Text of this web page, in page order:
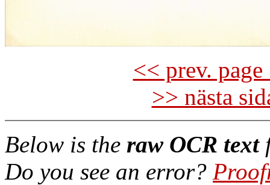
<< prev.
>> nästa
Below is the raw OCR text
Do you see an error?